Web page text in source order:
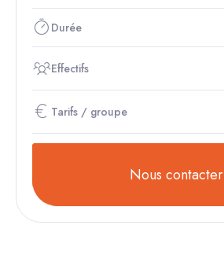
Durée
Effectifs
Tarifs / groupe
Nous contacter